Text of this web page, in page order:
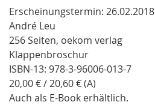
Erscheinungstermin: 26.02.2018
André Leu
256 Seiten, oekom verlag
Klappenbroschur
ISBN-13: 978-3-96006-013-7
20,00 € / 20,60 € (A)
Auch als E-Book erhältlich.